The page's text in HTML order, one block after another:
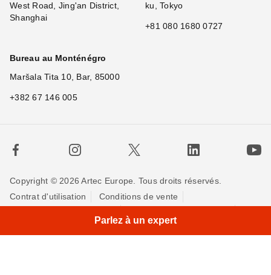
West Road, Jing'an District,
Shanghai
ku, Tokyo
+81 080 1680 0727
Bureau au Monténégro
Maršala Tita 10, Bar, 85000
+382 67 146 005
Copyright © 2026 Artec Europe. Tous droits réservés.
Contrat d'utilisation
Conditions de vente
Parlez à un expert